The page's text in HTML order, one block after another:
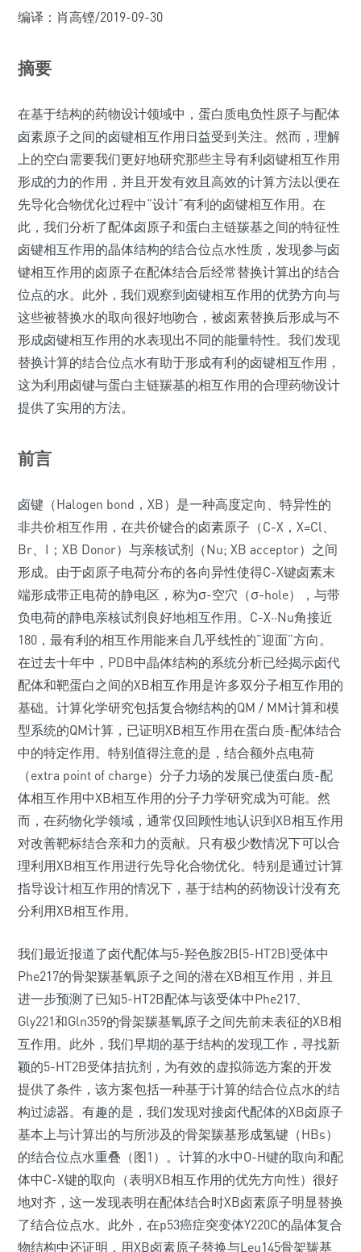
编译：肖高铿/2019-09-30
摘要
在基于结构的药物设计领域中，蛋白质电负性原子与配体
卤素原子之间的卤键相互作用日益受到关注。然而，理解
上的空白需要我们更好地研究那些主导有利卤键相互作用
形成的力的作用，并且开发有效且高效的计算方法以便在
先导化合物优化过程中“设计”有利的卤键相互作用。在
此，我们分析了配体卤原子和蛋白主链羰基之间的特征性
卤键相互作用的晶体结构的结合位点水性质，发现参与卤
键相互作用的卤原子在配体结合后经常替换计算出的结合
位点的水。此外，我们观察到卤键相互作用的优势方向与
这些被替换水的取向很好地吻合，被卤素替换后形成与不
形成卤键相互作用的水表现出不同的能量特性。我们发现
替换计算的结合位点水有助于形成有利的卤键相互作用，
这为利用卤键与蛋白主链羰基的相互作用的合理药物设计
提供了实用的方法。
前言
卤键（Halogen bond，XB）是一种高度定向、特异性的
非共价相互作用，在共价键合的卤素原子（C-X，X=Cl、
Br、I；XB Donor）与亲核试剂（Nu; XB acceptor）之间
形成。由于卤原子电荷分布的各向异性使得C-X键卤素末
端形成带正电荷的静电区，称为σ-空穴（σ-hole），与带
负电荷的静电亲核试剂良好地相互作用。C-X··Nu角接近
180，最有利的相互作用能来自几乎线性的”迎面”方向。
在过去十年中，PDB中晶体结构的系统分析已经揭示卤代
配体和靶蛋白之间的XB相互作用是许多双分子相互作用的
基础。计算化学研究包括复合物结构的QM / MM计算和模
型系统的QM计算，已证明XB相互作用在蛋白质-配体结合
中的特定作用。特别值得注意的是，结合额外点电荷
（extra point of charge）分子力场的发展已使蛋白质-配
体相互作用中XB相互作用的分子力学研究成为可能。然
而，在药物化学领域，通常仅回顾性地认识到XB相互作用
对改善靶标结合亲和力的贡献。只有极少数情况下可以合
理利用XB相互作用进行先导化合物优化。特别是通过计算
指导设计相互作用的情况下，基于结构的药物设计没有充
分利用XB相互作用。
我们最近报道了卤代配体与5-羟色胺2B(5-HT2B)受体中
Phe217的骨架羰基氧原子之间的潜在XB相互作用，并且
进一步预测了已知5-HT2B配体与该受体中Phe217、
Gly221和Gln359的骨架羰基氧原子之间先前未表征的XB相
互作用。此外，我们早期的基于结构的发现工作，寻找新
颖的5-HT2B受体拮抗剂，为有效的虚拟筛选方案的开发
提供了条件，该方案包括一种基于计算的结合位点水的结
构过滤器。有趣的是，我们发现对接卤代配体的XB卤原子
基本上与计算出的与所涉及的骨架羰基形成氢键（HBs）
的结合位点水重叠（图1）。计算的水中O-H键的取向和配
体中C-X键的取向（表明XB相互作用的优先方向性）很好
地对齐，这一发现表明在配体结合时XB卤素原子明显替换
了结合位点水。此外，在p53癌症突变体Y220C的晶体复合
物结构中还证明，用XB卤素原子替换与Leu145骨架羰基